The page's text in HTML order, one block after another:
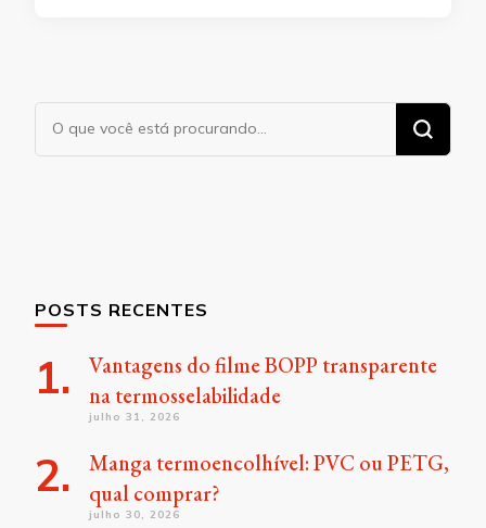
POSTS RECENTES
Vantagens do filme BOPP transparente
na termosselabilidade
julho 31, 2026
Manga termoencolhível: PVC ou PETG,
qual comprar?
julho 30, 2026